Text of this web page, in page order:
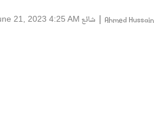
Ahmed Hussain
| شائع 21, 2023 4:25 AM